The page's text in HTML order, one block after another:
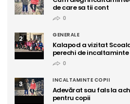
de care sa tii cont
0
2 GENERALE
Kalapod a vizitat
perechi de
0
3 INCALTAMINTE COPII
Adevărat sau fals la
pentru copii